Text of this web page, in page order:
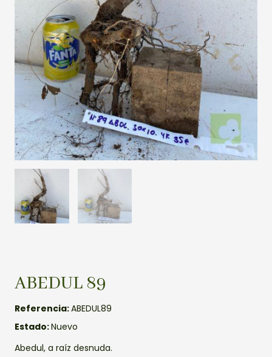
ABEDUL 89
Referencia:ABEDUL89
Estado:Nuevo
Abedul, a raíz desnuda.